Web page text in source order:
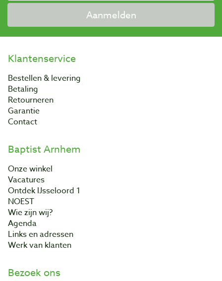
Aanmelden
Klantenservice
Bestellen & levering
Betaling
Retourneren
Garantie
Contact
Baptist Arnhem
Onze winkel
Vacatures
Ontdek IJsseloord 1
NOEST
Wie zijn wij?
Agenda
Links en adressen
Werk van klanten
Bezoek ons